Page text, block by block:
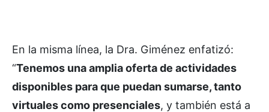
En la misma línea, la Dra. Giménez enfatizó:
“Tenemos una amplia oferta de actividades
disponibles para que puedan sumarse, tanto
virtuales como presenciales, y también está a